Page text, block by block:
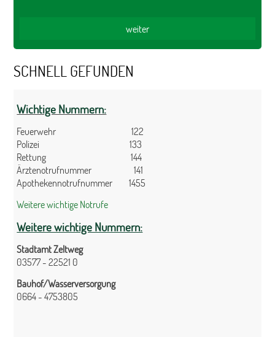
SCHNELL GEFUNDEN
Wichtige Nummern:
Feuerwehr 122
Polizei 133
Rettung 144
Ärztenotrufnummer 141
Apothekennotrufnummer 1455
Weitere wichtige Notrufe
Weitere wichtige Nummern:
Stadtamt Zeltweg
03577 - 22521 0
Bauhof/Wasserversorgung
0664 - 4753805